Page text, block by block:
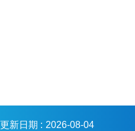
更新日期 2026-08-04